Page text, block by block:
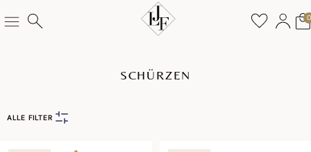
0
SCHÜRZEN
ALLE FILTER